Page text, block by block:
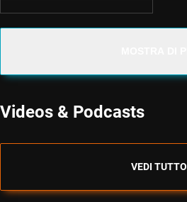
Videos & Podcasts
VEDI TUTTO